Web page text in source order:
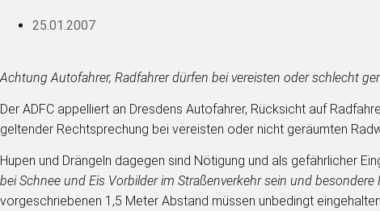
25.01.2007
Achtung Autofahrer, Radfahrer dürfen bei vereisten oder schlecht
Der ADFC appelliert an Dresdens Autofahrer, Rücksicht auf
geltender Rechtsprechung bei vereisten oder nicht geräumten
Hupen und Drängeln dagegen sind Nötigung und als gefährlicher
bei Schnee und Eis Vorbilder im Straßenverkehr sein und
vorgeschriebenen 1,5 Meter Abstand müssen unbedingt